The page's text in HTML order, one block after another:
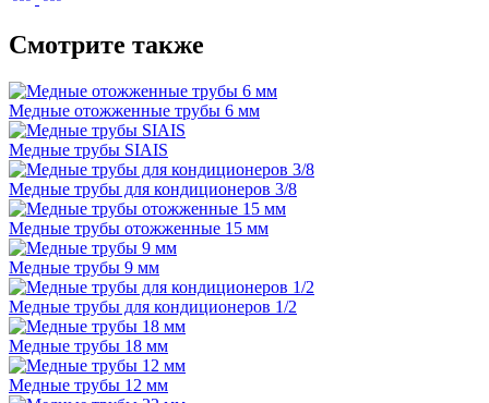
Смотрите также
Медные отожженные трубы 6 мм
Медные трубы SIAIS
Медные трубы для кондиционеров 3/8
Медные трубы отожженные 15 мм
Медные трубы 9 мм
Медные трубы для кондиционеров 1/2
Медные трубы 18 мм
Медные трубы 12 мм